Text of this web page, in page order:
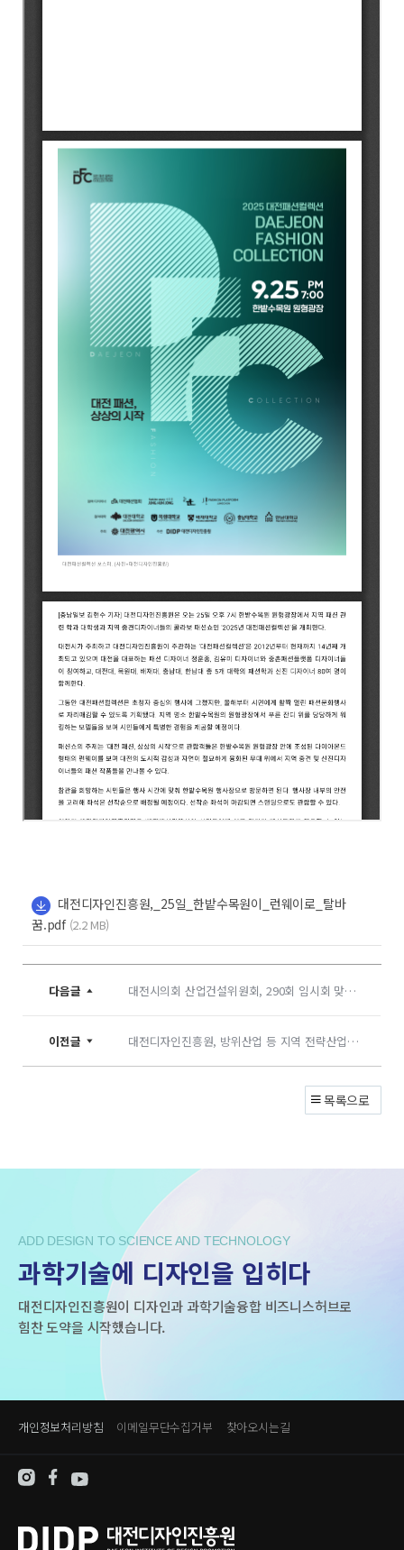
대전디자인진흥원,_25일_한밭수목원이_런웨이로_탈바
꿈.pdf (2.2 MB)
다음글 대전시의회 산업건설위원회, 290회 임시회 맞아 현장 방문
이전글 대전디자인진흥원, 방위산업 등 지역 전략산업에 디자인 융합·성장 전략 모색
목록으로
ADD DESIGN TO SCIENCE AND TECHNOLOGY
과학기술에 디자인을 입히다
대전디자인진흥원이 디자인과 과학기술융합 비즈니스허브로
힘찬 도약을 시작했습니다.
개인정보처리방침 이메일무단수집거부 찾아오시는길